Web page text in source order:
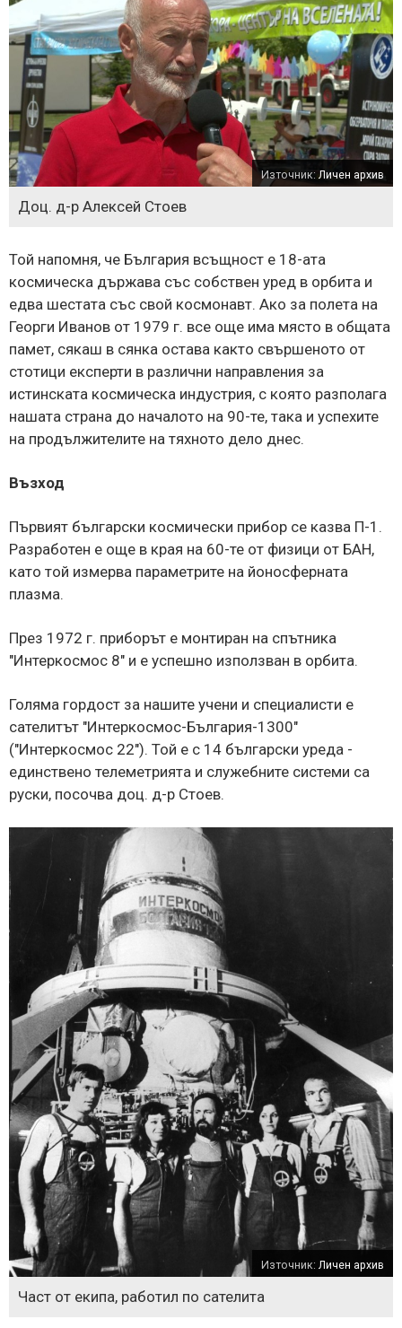
Източник: Личен архив
Доц. д-р Алексей Стоев
Той напомня, че България всъщност е 18-ата
космическа държава със собствен уред в орбита и
едва шестата със свой космонавт. Ако за полета на
Георги Иванов от 1979 г. все още има място в общата
памет, сякаш в сянка остава както свършеното от
стотици експерти в различни направления за
истинската космическа индустрия, с която разполага
нашата страна до началото на 90-те, така и успехите
на продължителите на тяхното дело днес.
Възход
Първият български космически прибор се казва П-1.
Разработен е още в края на 60-те от физици от БАН,
като той измерва параметрите на йоносферната
плазма.
През 1972 г. приборът е монтиран на спътника
"Интеркосмос 8" и е успешно използван в орбита.
Голяма гордост за нашите учени и специалисти е
сателитът "Интеркосмос-България-1300"
("Интеркосмос 22"). Той е с 14 български уреда -
единствено телеметрията и служебните системи са
руски, посочва доц. д-р Стоев.
Източник: Личен архив
Част от екипа, работил по сателита